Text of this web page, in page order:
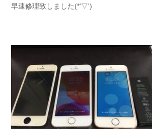
早速修理致しました(*'▽')